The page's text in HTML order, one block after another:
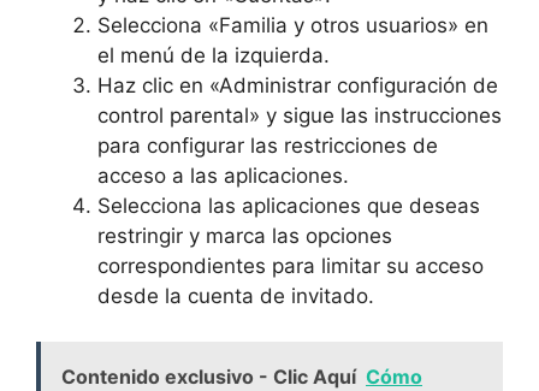
Selecciona «Familia y otros usuarios» en
el menú de la izquierda.
Haz clic en «Administrar configuración de
control parental» y sigue las instrucciones
para configurar las restricciones de
acceso a las aplicaciones.
Selecciona las aplicaciones que deseas
restringir y marca las opciones
correspondientes para limitar su acceso
desde la cuenta de invitado.
Contenido exclusivo - Clic Aquí Cómo